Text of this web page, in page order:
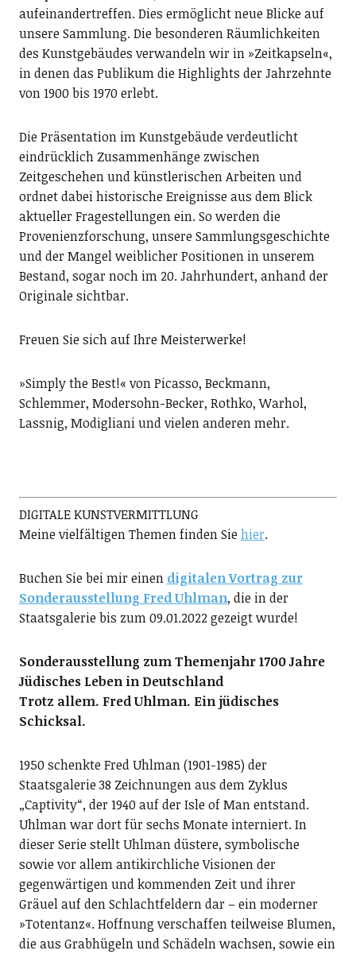
aufeinandertreffen. Dies ermöglicht neue Blicke auf
unsere Sammlung. Die besonderen Räumlichkeiten
des Kunstgebäudes verwandeln wir in »Zeitkapseln«,
in denen das Publikum die Highlights der Jahrzehnte
von 1900 bis 1970 erlebt.
Die Präsentation im Kunstgebäude verdeutlicht
eindrücklich Zusammenhänge zwischen
Zeitgeschehen und künstlerischen Arbeiten und
ordnet dabei historische Ereignisse aus dem Blick
aktueller Fragestellungen ein. So werden die
Provenienzforschung, unsere Sammlungsgeschichte
und der Mangel weiblicher Positionen in unserem
Bestand, sogar noch im 20. Jahrhundert, anhand der
Originale sichtbar.
Freuen Sie sich auf Ihre Meisterwerke!
»Simply the Best!« von Picasso, Beckmann,
Schlemmer, Modersohn-Becker, Rothko, Warhol,
Lassnig, Modigliani und vielen anderen mehr.
DIGITALE KUNSTVERMITTLUNG
Meine vielfältigen Themen finden Siehier.
Buchen Sie bei mir einen digitalen Vortrag zur
Sonderausstellung Fred Uhlman, die in der
Staatsgalerie bis zum 09.01.2022 gezeigt wurde!
Sonderausstellung zum Themenjahr 1700 Jahre
Jüdisches Leben in Deutschland
Trotz allem. Fred Uhlman. Ein jüdisches
Schicksal.
1950 schenkte Fred Uhlman (1901-1985) der
Staatsgalerie 38 Zeichnungen aus dem Zyklus
„Captivity“, der 1940 auf der Isle of Man entstand.
Uhlman war dort für sechs Monate interniert. In
dieser Serie stellt Uhlman düstere, symbolische
sowie vor allem antikirchliche Visionen der
gegenwärtigen und kommenden Zeit und ihrer
Gräuel auf den Schlachtfeldern dar – ein moderner
»Totentanz«. Hoffnung verschaffen teilweise Blumen,
die aus Grabhügeln und Schädeln wachsen, sowie ein